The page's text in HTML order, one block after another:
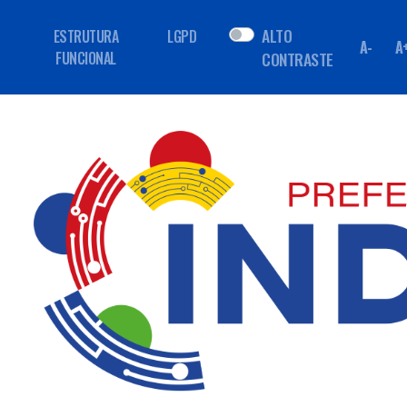
ESTRUTURA
FUNCIONAL
LGPD
ALTO
CONTRASTE
A-